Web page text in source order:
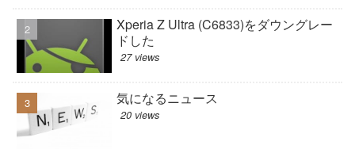
Xperia Z Ultra (C6833)をダウングレー
ドした
27 views
気になるニュース
20 views